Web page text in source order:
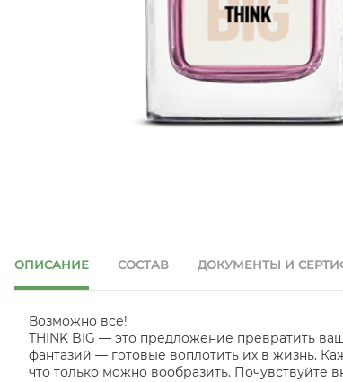
ОПИСАНИЕ СОСТАВ ДОКУМЕНТЫ И
Возможно все!
THINK BIG — это предложение превратить
фантазий — готовые воплотить их в жизнь.
что только можно вообразить. Почувствуйте